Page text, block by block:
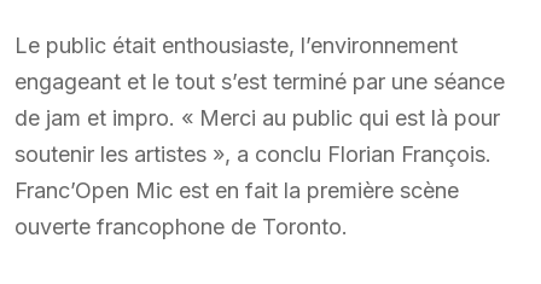
Le public était enthousiaste, l’environnement
engageant et le tout s’est terminé par une séance
de jam et impro. « Merci au public qui est là pour
soutenir les artistes », a conclu Florian François.
Franc’Open Mic est en fait la première scène
ouverte francophone de Toronto.